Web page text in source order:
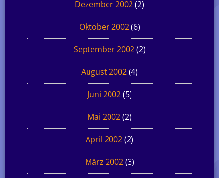
Dezember 2002(2)
Oktober 2002(6)
September 2002(2)
August 2002(4)
Juni 2002(5)
Mai 2002(2)
April 2002(2)
März 2002(3)